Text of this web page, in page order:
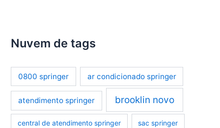
Nuvem de tags
0800 springer ar condicionado springer
atendimento springer brooklin novo
central de atendimento springer sac springer